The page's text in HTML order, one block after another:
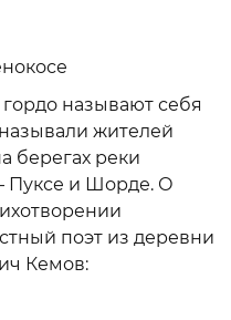
называют себя
жителей
берегах реки
Пуксе и Шорде. О
поэт из деревни
Кемов: